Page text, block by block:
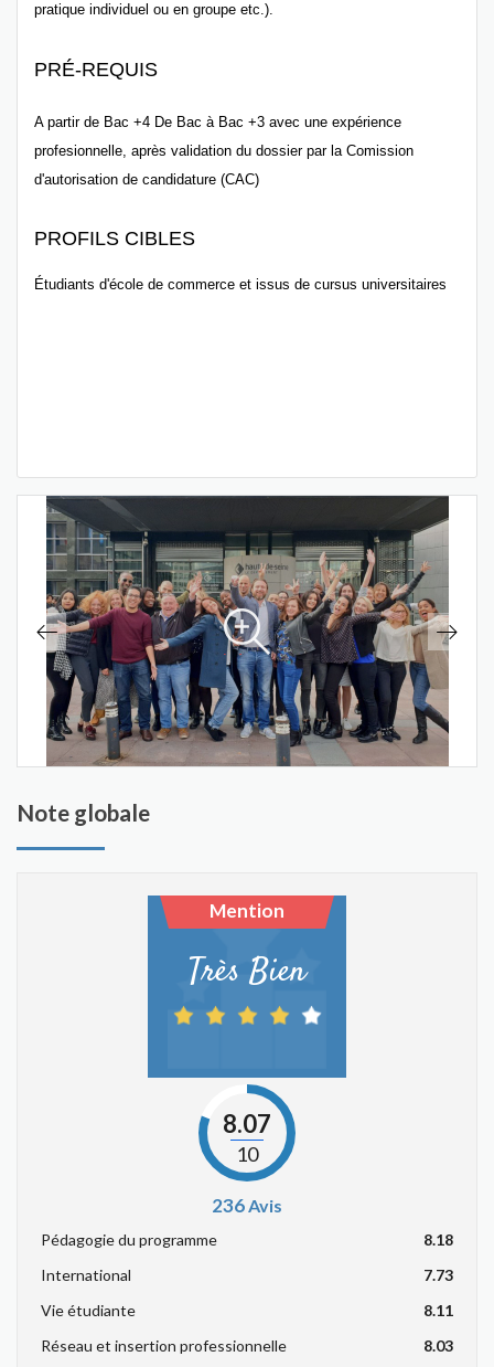
pratique individuel ou en groupe etc.).
PRÉ-REQUIS
A partir de Bac +4 De Bac à Bac +3 avec une expérience
profesionnelle, après validation du dossier par la Comission
d'autorisation de candidature (CAC)
PROFILS CIBLES
Étudiants d'école de commerce et issus de cursus universitaires
Note globale
Mention
Très Bien
8.07
10
236Avis
Pédagogie du programme
8.18
International
7.73
Vie étudiante
8.11
Réseau et insertion professionnelle
8.03